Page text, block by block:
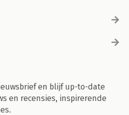
en blijf up-to-date
en recensies, inspirerende